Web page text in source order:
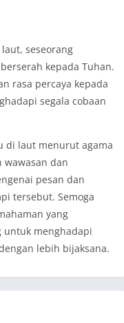
seseorang
kepada Tuhan.
rasa percaya kepada
segala cobaan
di laut menurut agama
wawasan dan
pesan dan
tersebut. Semoga
yang
untuk menghadapi
lebih bijaksana.